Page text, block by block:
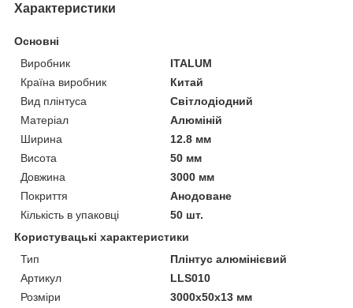
Характеристики
Основні
Виробник
ITALUM
Країна виробник
Китай
Вид плінтуса
Світлодіодний
Матеріал
Алюміній
Ширина
12.8 мм
Висота
50 мм
Довжина
3000 мм
Покриття
Анодоване
Кількість в упаковці
50 шт.
Користувацькі характеристики
Тип
Плінтус алюмінієвий
Артикул
LLS010
Розміри
3000х50х13 мм